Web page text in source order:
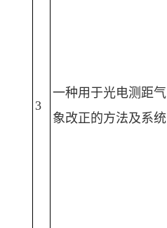
3
一种用于光电测距气
象改正的方法及系统